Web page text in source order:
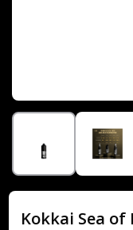
Kokkai Sea of